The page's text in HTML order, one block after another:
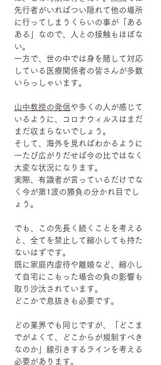
先行者がいればつい隠れて他の場所
に行ってしまうくらいの事が「ある
ある」なので、人との接触もほぼな
い。
一方で、世の中では身を賭して対応
している医療関係者の皆さんが多数
いらっしゃいます。
山中教授の発信や多くの人が感じて
いるように、コロナウィルスはまだ
まだ収まらないでしょう。
そして、海外を見ればわかるように
一たび広がりだせば今の比ではなく
大変な状況になります。
実際、有識者が言っているだけでな
く今が第1波の勝負の分かれ目でし
ょう。
でも、この先長く続くことを考える
と、 全てを禁止して縮小しても 持た
ないはずです。
既に家庭内虐待や離婚など、縮小し
て自宅にこもった場合の負の影響も
取り沙汰されています。
どこかで息抜きも必要です。
どの業界でも同じですが、「
どこま
でがよくて、どこからが規制すべき
なのか 」線引きするラインを考える
必要があります。